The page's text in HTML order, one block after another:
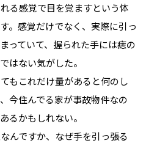
る感覚で目を覚ますという体
。感覚だけでなく、実際に引っ
っていて、握られた手には痣の
はない気がした。
もこれだけ量があると何のし
今住んでる家が事故物件なの
るかもしれない。
んですか、なぜ手を引っ張る